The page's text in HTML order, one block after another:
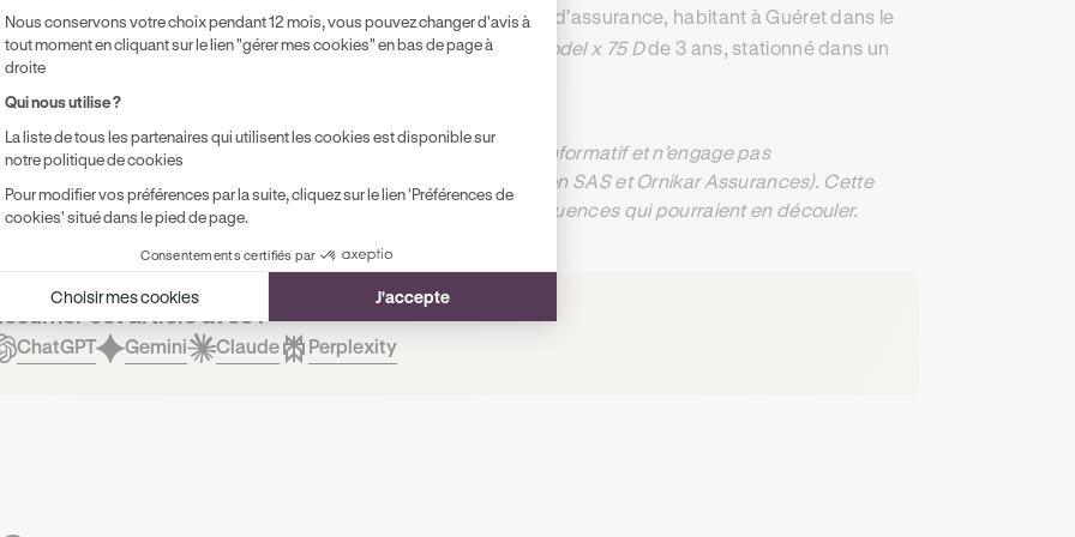
constaté pour un conducteur expérimenté, sans antécédent d'assurance, habitant à Guéret dans le
tous risquesavec un bonus 50 pour unvéhicule tesla model x 75 Dde 3 ans, stationné dans un
Le contenu dans cet article présente uniquement un caractère informatif et n’engage pas
contractuellement Ornikar (à savoir les entités Marianne Formation SAS et Ornikar Assurances). Cette
dernière décline toute responsabilité sur les décisions et conséquences qui pourraient en découler.
cet article avec :
ChatGPT Gemini Claude Perplexity
Nous conservons votre choix pendant 12 mois, vous pouvez changer d'avis à
tout moment en cliquant sur le lien "gérer mes cookies" en bas de page à
droite
Qui nous utilise ?
La liste de tous les partenaires qui utilisent les cookies est disponible sur
notre politique de cookies
Pour modifier vos préférences par la suite, cliquez sur le lien 'Préférences de
cookies' situé dans le pied de page.
Consentements certifiés par
Choisir mes cookies J'accepte